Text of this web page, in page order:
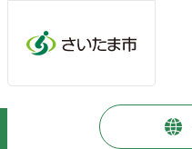
事業者向けの情報
農業振興に関わる計画・構想